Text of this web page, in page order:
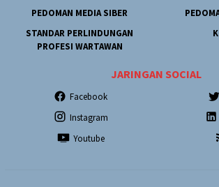
PEDOMAN MEDIA SIBER
STANDAR PERLINDUNGAN
PROFESI WARTAWAN
JARINGAN SOCIAL
Facebook
Instagram
Youtube